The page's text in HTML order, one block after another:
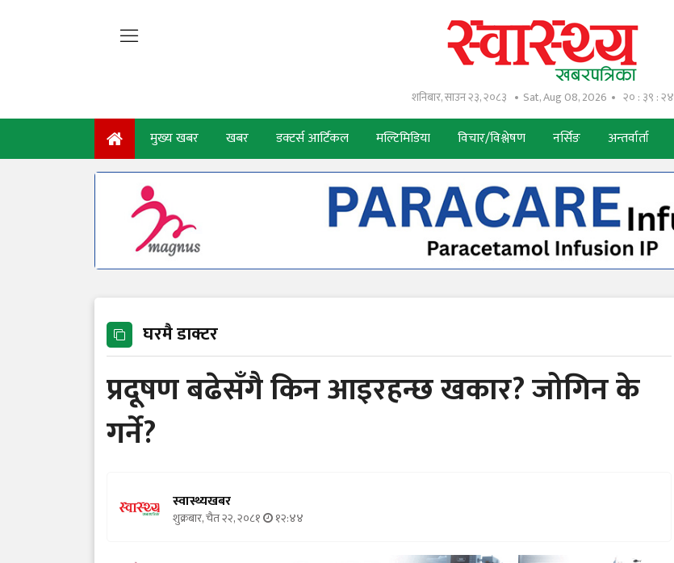
शनिबार, साउन २३, २०८३ Sat, Aug 08, 2026 २० : ३९ : २५
मुख्य खबर खबर डक्टर्स आर्टिकल मल्टिमिडिया विचार/विश्लेषण नर्सिङ अन्तर्वार्ता
घरमै डाक्टर
प्रदूषण बढेसँगै किन आइरहन्छ खकार? जोगिन के
गर्ने?
स्वास्थ्यखबर
शुक्रबार, चैत २२, २०८१ १२:४४